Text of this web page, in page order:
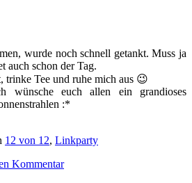
wurde noch schnell getankt. Muss ja
auch schon der Tag.
trinke Tee und ruhe mich aus 😉
wünsche euch allen ein grandioses
:*
12 von 12, Linkparty
Kommentar